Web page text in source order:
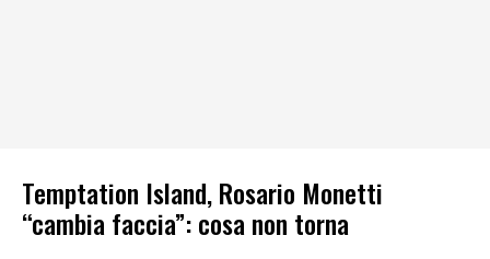
Temptation Island, Rosario Monetti
“cambia faccia”: cosa non torna